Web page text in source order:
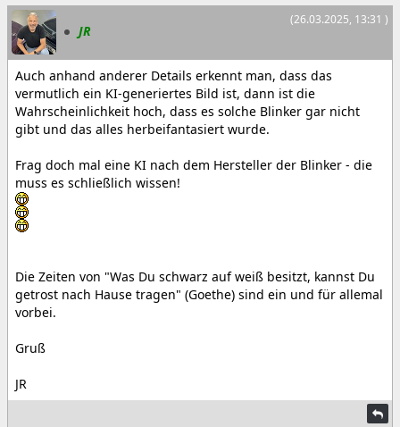
(26.03.2025, 13:31 )
JR
Auch anhand anderer Details erkennt man, dass das
vermutlich ein KI-generiertes Bild ist, dann ist die
Wahrscheinlichkeit hoch, dass es solche Blinker gar nicht
gibt und das alles herbeifantasiert wurde.
Frag doch mal eine KI nach dem Hersteller der Blinker - die
muss es schließlich wissen!
Die Zeiten von "Was Du schwarz auf weiß besitzt, kannst Du
getrost nach Hause tragen" (Goethe) sind ein und für allemal
vorbei.
Gruß
JR